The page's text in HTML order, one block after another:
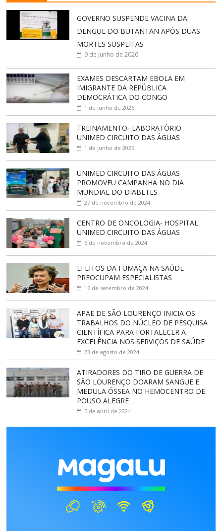
GOVERNO SUSPENDE VACINA DA
DENGUE DO BUTANTAN APÓS DUAS
MORTES SUSPEITAS
9 de junho de 2026
EXAMES DESCARTAM EBOLA EM
IMIGRANTE DA REPÚBLICA
DEMOCRÁTICA DO CONGO
1 de junho de 2026
TREINAMENTO- LABORATÓRIO
UNIMED CIRCUITO DAS ÁGUAS
1 de junho de 2026
UNIMED CIRCUITO DAS ÁGUAS
PROMOVEU CAMPANHA NO DIA
MUNDIAL DO DIABETES
27 de novembro de 2024
CENTRO DE ONCOLOGIA- HOSPITAL
UNIMED CIRCUITO DAS ÁGUAS
6 de novembro de 2024
EFEITOS DA FUMAÇA NA SAÚDE
PREOCUPAM ESPECIALISTAS
16 de setembro de 2024
APAE DE SÃO LOURENÇO INICIA OS
TRABALHOS DO NÚCLEO DE PESQUISA
CIENTÍFICA PARA FORTALECER A
EXCELÊNCIA NOS SERVIÇOS DE SAÚDE
23 de agosto de 2024
ATIRADORES DO TIRO DE GUERRA DE
SÃO LOURENÇO DOARAM SANGUE E
MEDULA ÓSSEA NO HEMOCENTRO DE
POUSO ALEGRE
5 de abril de 2024